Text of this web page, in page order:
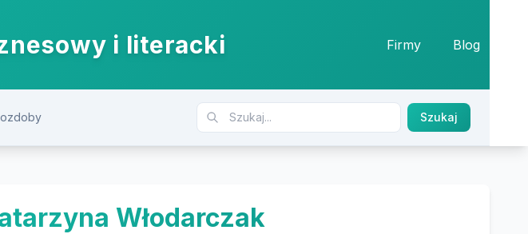
i literacki Firmy Blog
Szukaj
Włodarczak